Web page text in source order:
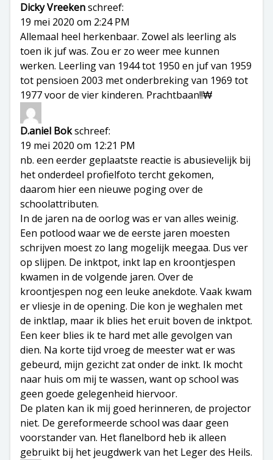
Dicky Vreekenschreef:
19 mei 2020 om 2:24 PM
Allemaal heel herkenbaar. Zowel als leerling als
toen ik juf was. Zou er zo weer mee kunnen
werken. Leerling van 1944 tot 1950 en juf van 1959
tot pensioen 2003 met onderbreking van 1969 tot
1977 voor de vier kinderen. Prachtbaan!!₩
D.aniel Bokschreef:
19 mei 2020 om 12:21 PM
nb. een eerder geplaatste reactie is abusievelijk bij
het onderdeel profielfoto tercht gekomen,
daarom hier een nieuwe poging over de
schoolattributen.
In de jaren na de oorlog was er van alles weinig.
Een potlood waar we de eerste jaren moesten
schrijven moest zo lang mogelijk meegaa. Dus ver
op slijpen. De inktpot, inkt lap en kroontjespen
kwamen in de volgende jaren. Over de
kroontjespen nog een leuke anekdote. Vaak kwam
er vliesje in de opening. Die kon je weghalen met
de inktlap, maar ik blies het eruit boven de inktpot.
Een keer blies ik te hard met alle gevolgen van
dien. Na korte tijd vroeg de meester wat er was
gebeurd, mijn gezicht zat onder de inkt. Ik mocht
naar huis om mij te wassen, want op school was
geen goede gelegenheid hiervoor.
De platen kan ik mij goed herinneren, de projector
niet. De gereformeerde school was daar geen
voorstander van. Het flanelbord heb ik alleen
gebruikt bij het jeugdwerk van het Leger des Heils.